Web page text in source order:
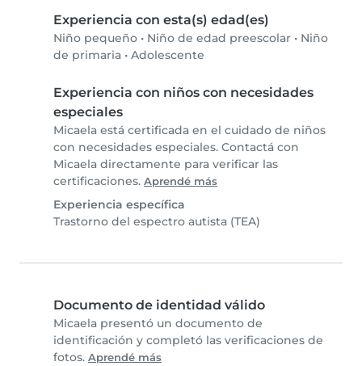
Experiencia con esta(s) edad(es)
Niño pequeño • Niño de edad preescolar • Niño
de primaria • Adolescente
Experiencia con niños con necesidades
especiales
Micaela está certificada en el cuidado de niños
con necesidades especiales. Contactá con
Micaela directamente para verificar las
certificaciones. Aprendé más
Experiencia específica
Trastorno del espectro autista (TEA)
Documento de identidad válido
Micaela presentó un documento de
identificación y completó las verificaciones de
fotos. Aprendé más